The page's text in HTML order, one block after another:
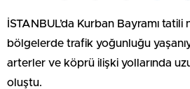
İSTANBUL’da Kurban Bayramı
bölgelerde trafik yoğunluğu
arterler ve köprü ilişki yollarında
oluştu.